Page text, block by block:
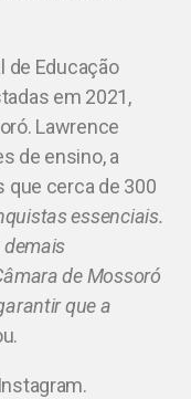
de Educação
em 2021,
Lawrence
de ensino, a
que cerca de 300
essenciais.
demais
de Mossoró
que a